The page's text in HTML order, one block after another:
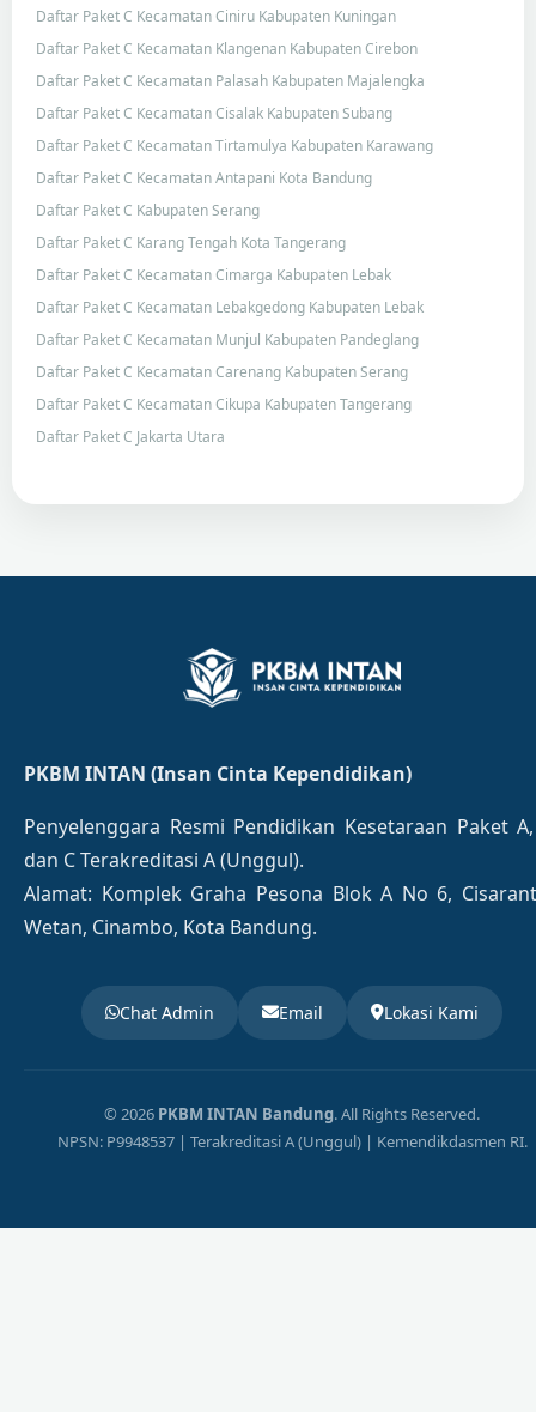
Daftar Paket C Kecamatan Ciniru Kabupaten Kuningan
Daftar Paket C Kecamatan Klangenan Kabupaten Cirebon
Daftar Paket C Kecamatan Palasah Kabupaten Majalengka
Daftar Paket C Kecamatan Cisalak Kabupaten Subang
Daftar Paket C Kecamatan Tirtamulya Kabupaten Karawang
Daftar Paket C Kecamatan Antapani Kota Bandung
Daftar Paket C Kabupaten Serang
Daftar Paket C Karang Tengah Kota Tangerang
Daftar Paket C Kecamatan Cimarga Kabupaten Lebak
Daftar Paket C Kecamatan Lebakgedong Kabupaten Lebak
Daftar Paket C Kecamatan Munjul Kabupaten Pandeglang
Daftar Paket C Kecamatan Carenang Kabupaten Serang
Daftar Paket C Kecamatan Cikupa Kabupaten Tangerang
Daftar Paket C Jakarta Utara
PKBM INTAN (Insan Cinta Kependidikan)
Penyelenggara Resmi Pendidikan Kesetaraan Paket
dan C Terakreditasi A (Unggul).
Alamat: Komplek Graha Pesona Blok A No 6,
Wetan, Cinambo, Kota Bandung.
Chat Admin Email Lokasi Kami
© 2026 PKBM INTAN Bandung. All Rights Reserved.
NPSN: P9948537 | Terakreditasi A (Unggul) | Kemendikdasmen RI.